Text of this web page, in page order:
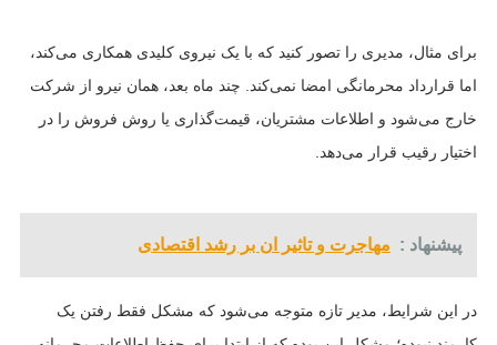
برای مثال، مدیری را تصور کنید که با یک نیروی کلیدی همکاری می‌کند،
اما قرارداد محرمانگی امضا نمی‌کند. چند ماه بعد، همان نیرو از شرکت
خارج می‌شود و اطلاعات مشتریان، قیمت‌گذاری یا روش فروش را در
اختیار رقیب قرار می‌دهد.
پیشنهاد : مهاجرت و تاثیر ان بر رشد اقتصادی
در این شرایط، مدیر تازه متوجه می‌شود که مشکل فقط رفتن یک